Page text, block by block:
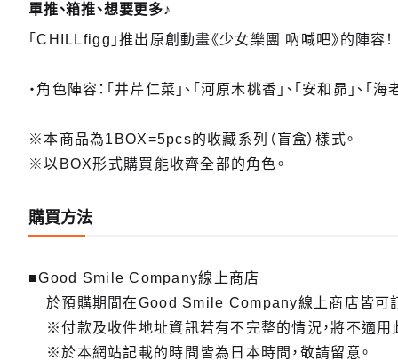
單推、箱推、想要更多♪
「CHILLfigg」推出原創動畫《少女樂團 吶喊吧》的陣
・角色陣容：「井芹仁菜」、「河原木桃香」、「安和昴」、「
※本商品為1BOX=5pcs的收藏系列（盲盒）樣式。
※以BOX形式購買能收齊全部的角色。
購買方法
■Good Smile Company線上商店
於預購期間在Good Smile Company線上商店皆可訂
※付款及收件地址資訊若有不完整的情況，將不適用
※於本網站記載的時間皆為日本時間，敬請留意。